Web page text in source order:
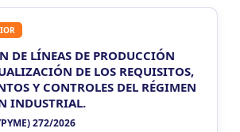
DE LÍNEAS DE PRODUCCIÓN
DE LOS REQUISITOS,
Y CONTROLES DEL RÉGIMEN
INDUSTRIAL.
272/2026